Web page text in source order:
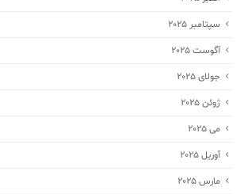
سپتامبر 2025
آگوست 2025
جولای 2025
ژوئن 2025
می 2025
آوریل 2025
مارس 2025